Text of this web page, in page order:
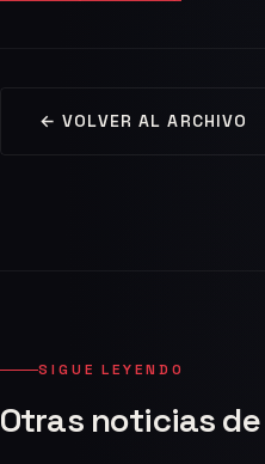
← VOLVER AL ARCHIVO
SIGUE LEYENDO
Otras noticias